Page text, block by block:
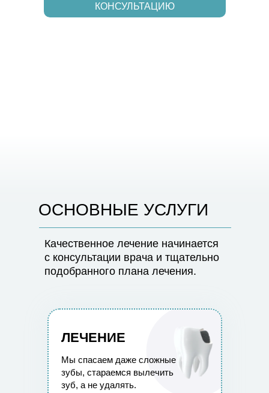
КОНСУЛЬТАЦИЮ
ОСНОВНЫЕ УСЛУГИ
ЛЕЧЕНИЕ
Мы спасаем даже сложные
зубы, стараемся вылечить
зуб, а не удалять.
Качественное лечение начинается
с консультации врача и тщательно
подобранного плана лечения.